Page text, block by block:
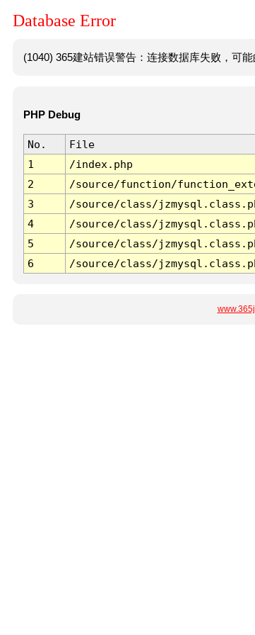
Database Error
(1040) 365建站错误警告：连接数据库失败，可
PHP Debug
No. File
1
/index.php
2
/source/function/
3
/source/class/
4
/source/class/
5
/source/class/
6
/source/class/